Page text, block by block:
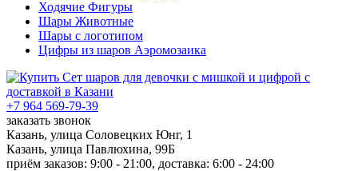
Ходячие Фигуры
Шары Животные
Шары с логотипом
Цифры из шаров Аэромозаика
+7 964 569-79-39
заказать звонок
Казань, улица Соловецких Юнг, 1
Казань, улица Павлюхина, 99Б
приём заказов: 9:00 - 21:00, доставка: 6:00 - 24:00